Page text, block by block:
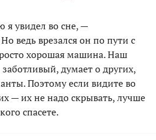
я увидел во сне, —
ведь врезался он по пути с
хорошая машина. Наш
думает о других,
Поэтому если видите во
— их не надо скрывать, лучше
спасете.